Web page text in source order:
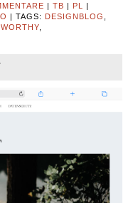
| TB | PL
|
| TAGS: DESIGNBLOG
,